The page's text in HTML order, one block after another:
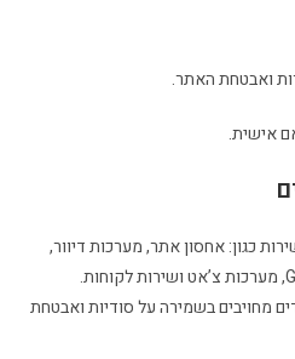
ואבטחת האתר.
אישית.
כגון: אחסון אתר, מערכות דיוור,
Google Analytics, Meta, TikTok, מערכות צ’אט ושירות לקוחות.
מחויבים בשמירה על סודיות ואבטחת